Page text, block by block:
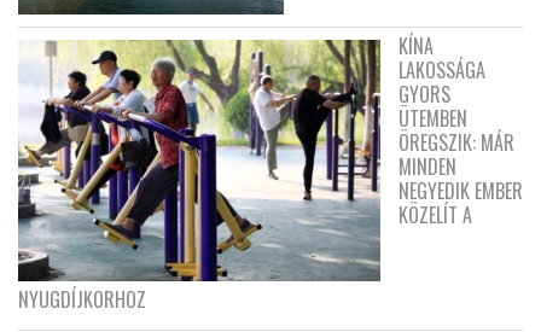
KÍNA
LAKOSSÁGA
GYORS
ÜTEMBEN
ÖREGSZIK: MÁR
MINDEN
NEGYEDIK EMBER
KÖZELÍT A
NYUGDÍJKORHOZ